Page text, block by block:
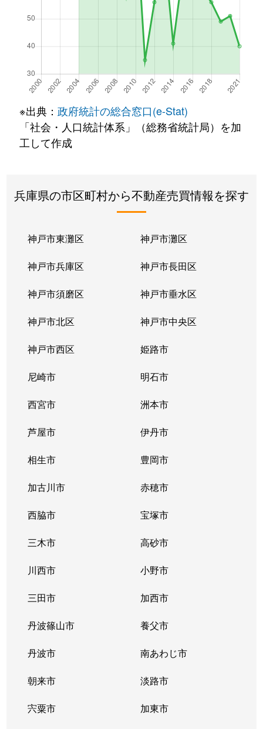
※出典： 政府統計の総合窓口(e-Stat)
「社会・人口統計体系」（総務省統計局）を加
工して作成
兵庫県の市区町村から不動産売買情報を探す
神戸市東灘区 神戸市灘区
神戸市兵庫区 神戸市長田区
神戸市須磨区 神戸市垂水区
神戸市北区 神戸市中央区
神戸市西区 姫路市
尼崎市 明石市
西宮市 洲本市
芦屋市 伊丹市
相生市 豊岡市
加古川市 赤穂市
西脇市 宝塚市
三木市 高砂市
川西市 小野市
三田市 加西市
丹波篠山市 養父市
丹波市 南あわじ市
朝来市 淡路市
宍粟市 加東市